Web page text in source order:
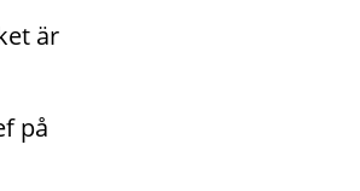
är
på